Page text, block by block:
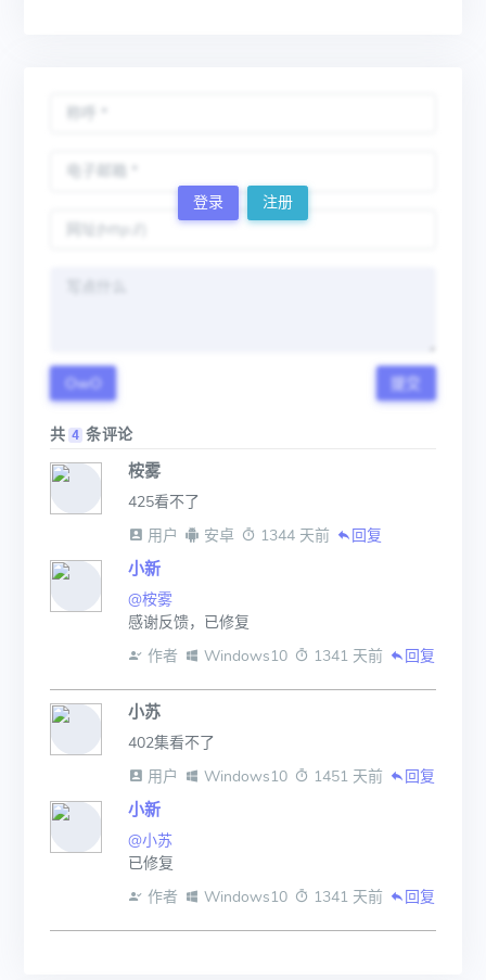
登录 注册
OwO 提交
共 4 条评论
桉雾
425看不了
用户
安卓 1344 天前 回复
小新
@桉雾
感谢反馈，已修复
作者
Windows10 1341 天前 回复
小苏
402集看不了
用户
Windows10 1451 天前 回复
小新
@小苏
已修复
作者
Windows10 1341 天前 回复